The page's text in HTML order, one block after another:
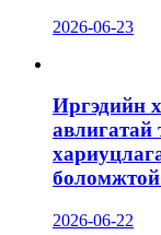
2026-06-23
Иргэдийн
авлигатай
боломжтой
2026-06-22